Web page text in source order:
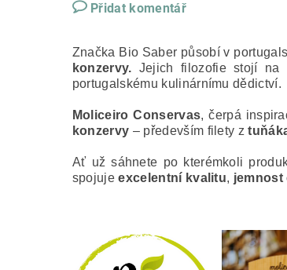
Přidat komentář
Značka Bio Saber působí v
konzervy. Jejich filozofie stojí na
portugalskému kulinárnímu dědictví.
Moliceiro Conservas, čerpá
konzervy – především filety z
Ať už sáhnete po kterémkoli
spojujeexcelentní kvalitu, jemnost